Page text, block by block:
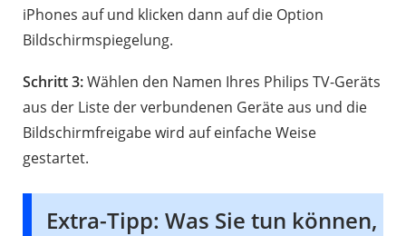
iPhones auf und klicken dann auf die Option
Bildschirmspiegelung.
Schritt 3:Wählen den Namen Ihres Philips TV-Geräts
aus der Liste der verbundenen Geräte aus und die
Bildschirmfreigabe wird auf einfache Weise
gestartet.
Extra-Tipp: Was Sie tun können,